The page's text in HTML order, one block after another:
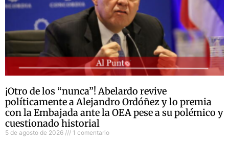
¡Otro de los “nunca”! Abelardo revive
políticamente a Alejandro Ordóñez y lo premia
con la Embajada ante la OEA pese a su polémico y
cuestionado historial
5 de agosto de 2026 1 comentario